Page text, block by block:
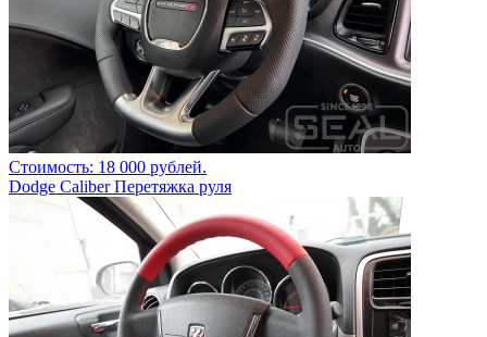
Стоимость: 18 000 рублей.
Dodge Caliber Перетяжка руля